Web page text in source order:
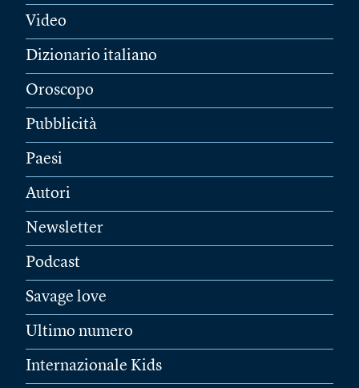
Video
Dizionario italiano
Oroscopo
Pubblicità
Paesi
Autori
Newsletter
Podcast
Savage love
Ultimo numero
Internazionale Kids